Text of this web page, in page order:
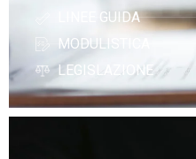
LINEE GUIDA
MODULISTICA
LEGISLAZIONE